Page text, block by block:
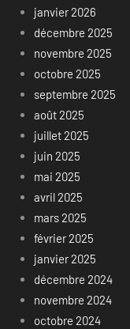
janvier 2026
décembre 2025
novembre 2025
octobre 2025
septembre 2025
août 2025
juillet 2025
juin 2025
mai 2025
avril 2025
mars 2025
février 2025
janvier 2025
décembre 2024
novembre 2024
octobre 2024